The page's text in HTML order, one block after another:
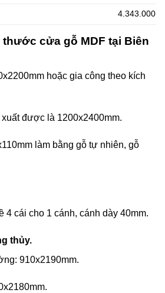
4.343.000
cửa gỗ MDF tại Biên
hoặc gia công theo kích
được là 1200x2400mm.
làm bằng gỗ tự nhiên, gỗ
4 cái cho 1 cánh, cánh dày 40mm.
thủy.
910x2190mm.